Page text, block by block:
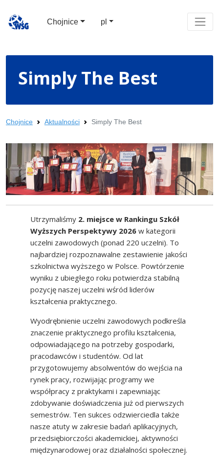
Chojnice pl
Simply The Best
Chojnice Aktualności Simply The Best
Utrzymaliśmy 2. miejsce w Rankingu Szkół
Wyższych Perspektywy 2026 w kategorii
uczelni zawodowych (ponad 220 uczelni). To
najbardziej rozpoznawalne zestawienie jakości
szkolnictwa wyższego w Polsce. Powtórzenie
wyniku z ubiegłego roku potwierdza stabilną
pozycję naszej uczelni wśród liderów
kształcenia praktycznego.
Wyodrębnienie uczelni zawodowych podkreśla
znaczenie praktycznego profilu kształcenia,
odpowiadającego na potrzeby gospodarki,
pracodawców i studentów. Od lat
przygotowujemy absolwentów do wejścia na
rynek pracy, rozwijając programy we
współpracy z praktykami i zapewniając
zdobywanie doświadczenia już od pierwszych
semestrów. Ten sukces odzwierciedla także
nasze atuty w zakresie badań aplikacyjnych,
przedsiębiorczości akademickiej, aktywności
międzynarodowej oraz działalności społecznej.